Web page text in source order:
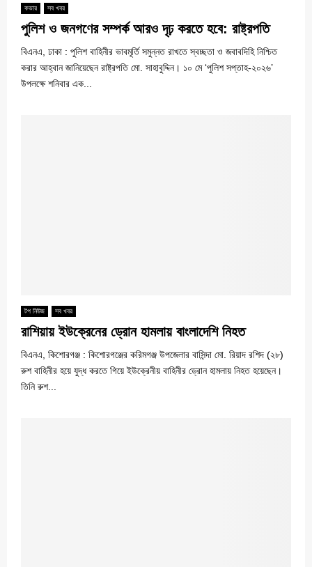
কভার সব খবর
পুলিশ ও জনগণের সম্পর্ক আরও দৃঢ় করতে হবে: রাষ্ট্রপতি
বিএনএ, ঢাকা : পুলিশ বাহিনীর ভাবমূর্তি সমুন্নত রাখতে স্বচ্ছতা ও জবাবদিহি নিশ্চিত
করার আহ্বান জানিয়েছেন রাষ্ট্রপতি মো. সাহাবুদ্দিন। ১০ মে ‘পুলিশ সপ্তাহ-২০২৬’
উপলক্ষে শনিবার এক...
টপ নিউজ সব খবর
রাশিয়ায় ইউক্রেনের ড্রোন হামলায় বাংলাদেশি নিহত
বিএনএ, কিশোরগঞ্জ : কিশোরগঞ্জের করিমগঞ্জ উপজেলার বাসিন্দা মো. রিয়াদ রশিদ (২৮)
রুশ বাহিনীর হয়ে যুদ্ধ করতে গিয়ে ইউক্রেনীয় বাহিনীর ড্রোন হামলায় নিহত হয়েছেন।
তিনি রুশ...